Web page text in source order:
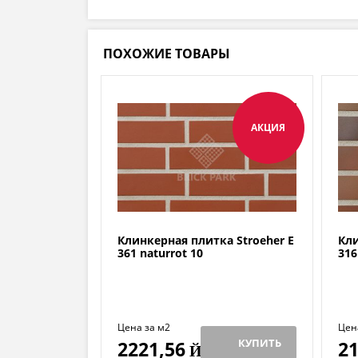
ПОХОЖИЕ ТОВАРЫ
АКЦИЯ
Клинкерная плитка Stroeher E
361 naturrot 10
Цена за м2
2221,56 Й КУПИТЬ